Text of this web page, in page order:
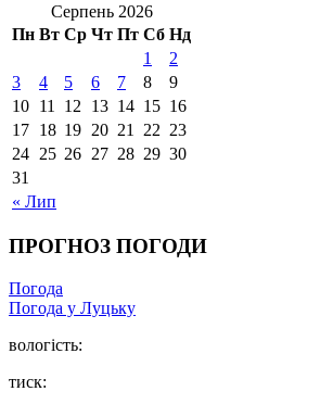
Серпень 2026
Пн Вт Ср Чт Пт Сб Нд
« Лип
1
2
3
4 5 6 7 8
9
10 11 12 13 14 15 16
17 18 19 20 21 22 23
24 25 26 27 28 29 30
31
ПРОГНОЗ ПОГОДИ
Погода
Погода у Луцьку
вологість:
тиск: